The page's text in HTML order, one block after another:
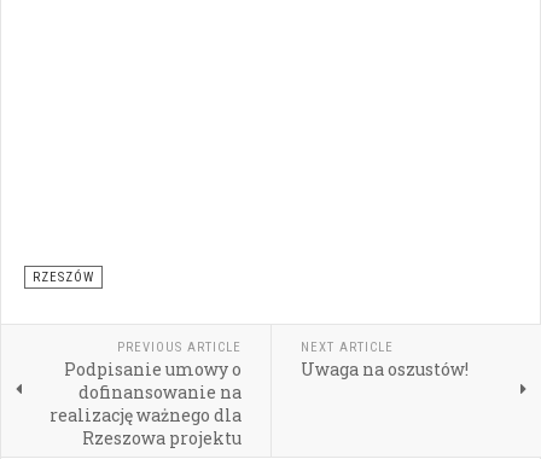
RZESZÓW
PREVIOUS ARTICLE
Podpisanie umowy o
dofinansowanie na
realizację ważnego dla
Rzeszowa projektu
NEXT ARTICLE
Uwaga na oszustów!